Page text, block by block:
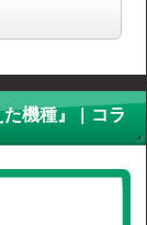
機種』 | コラ